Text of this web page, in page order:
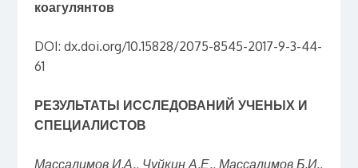
коагулянтов
DOI: dx.doi.org/10.15828/2075-8545-2017-9-3-44-
61
РЕЗУЛЬТАТЫ ИССЛЕДОВАНИЙ УЧЕНЫХ И
СПЕЦИАЛИСТОВ
Массалимов И.А., Чуйкин А.Е., Массалимов Б.И.,